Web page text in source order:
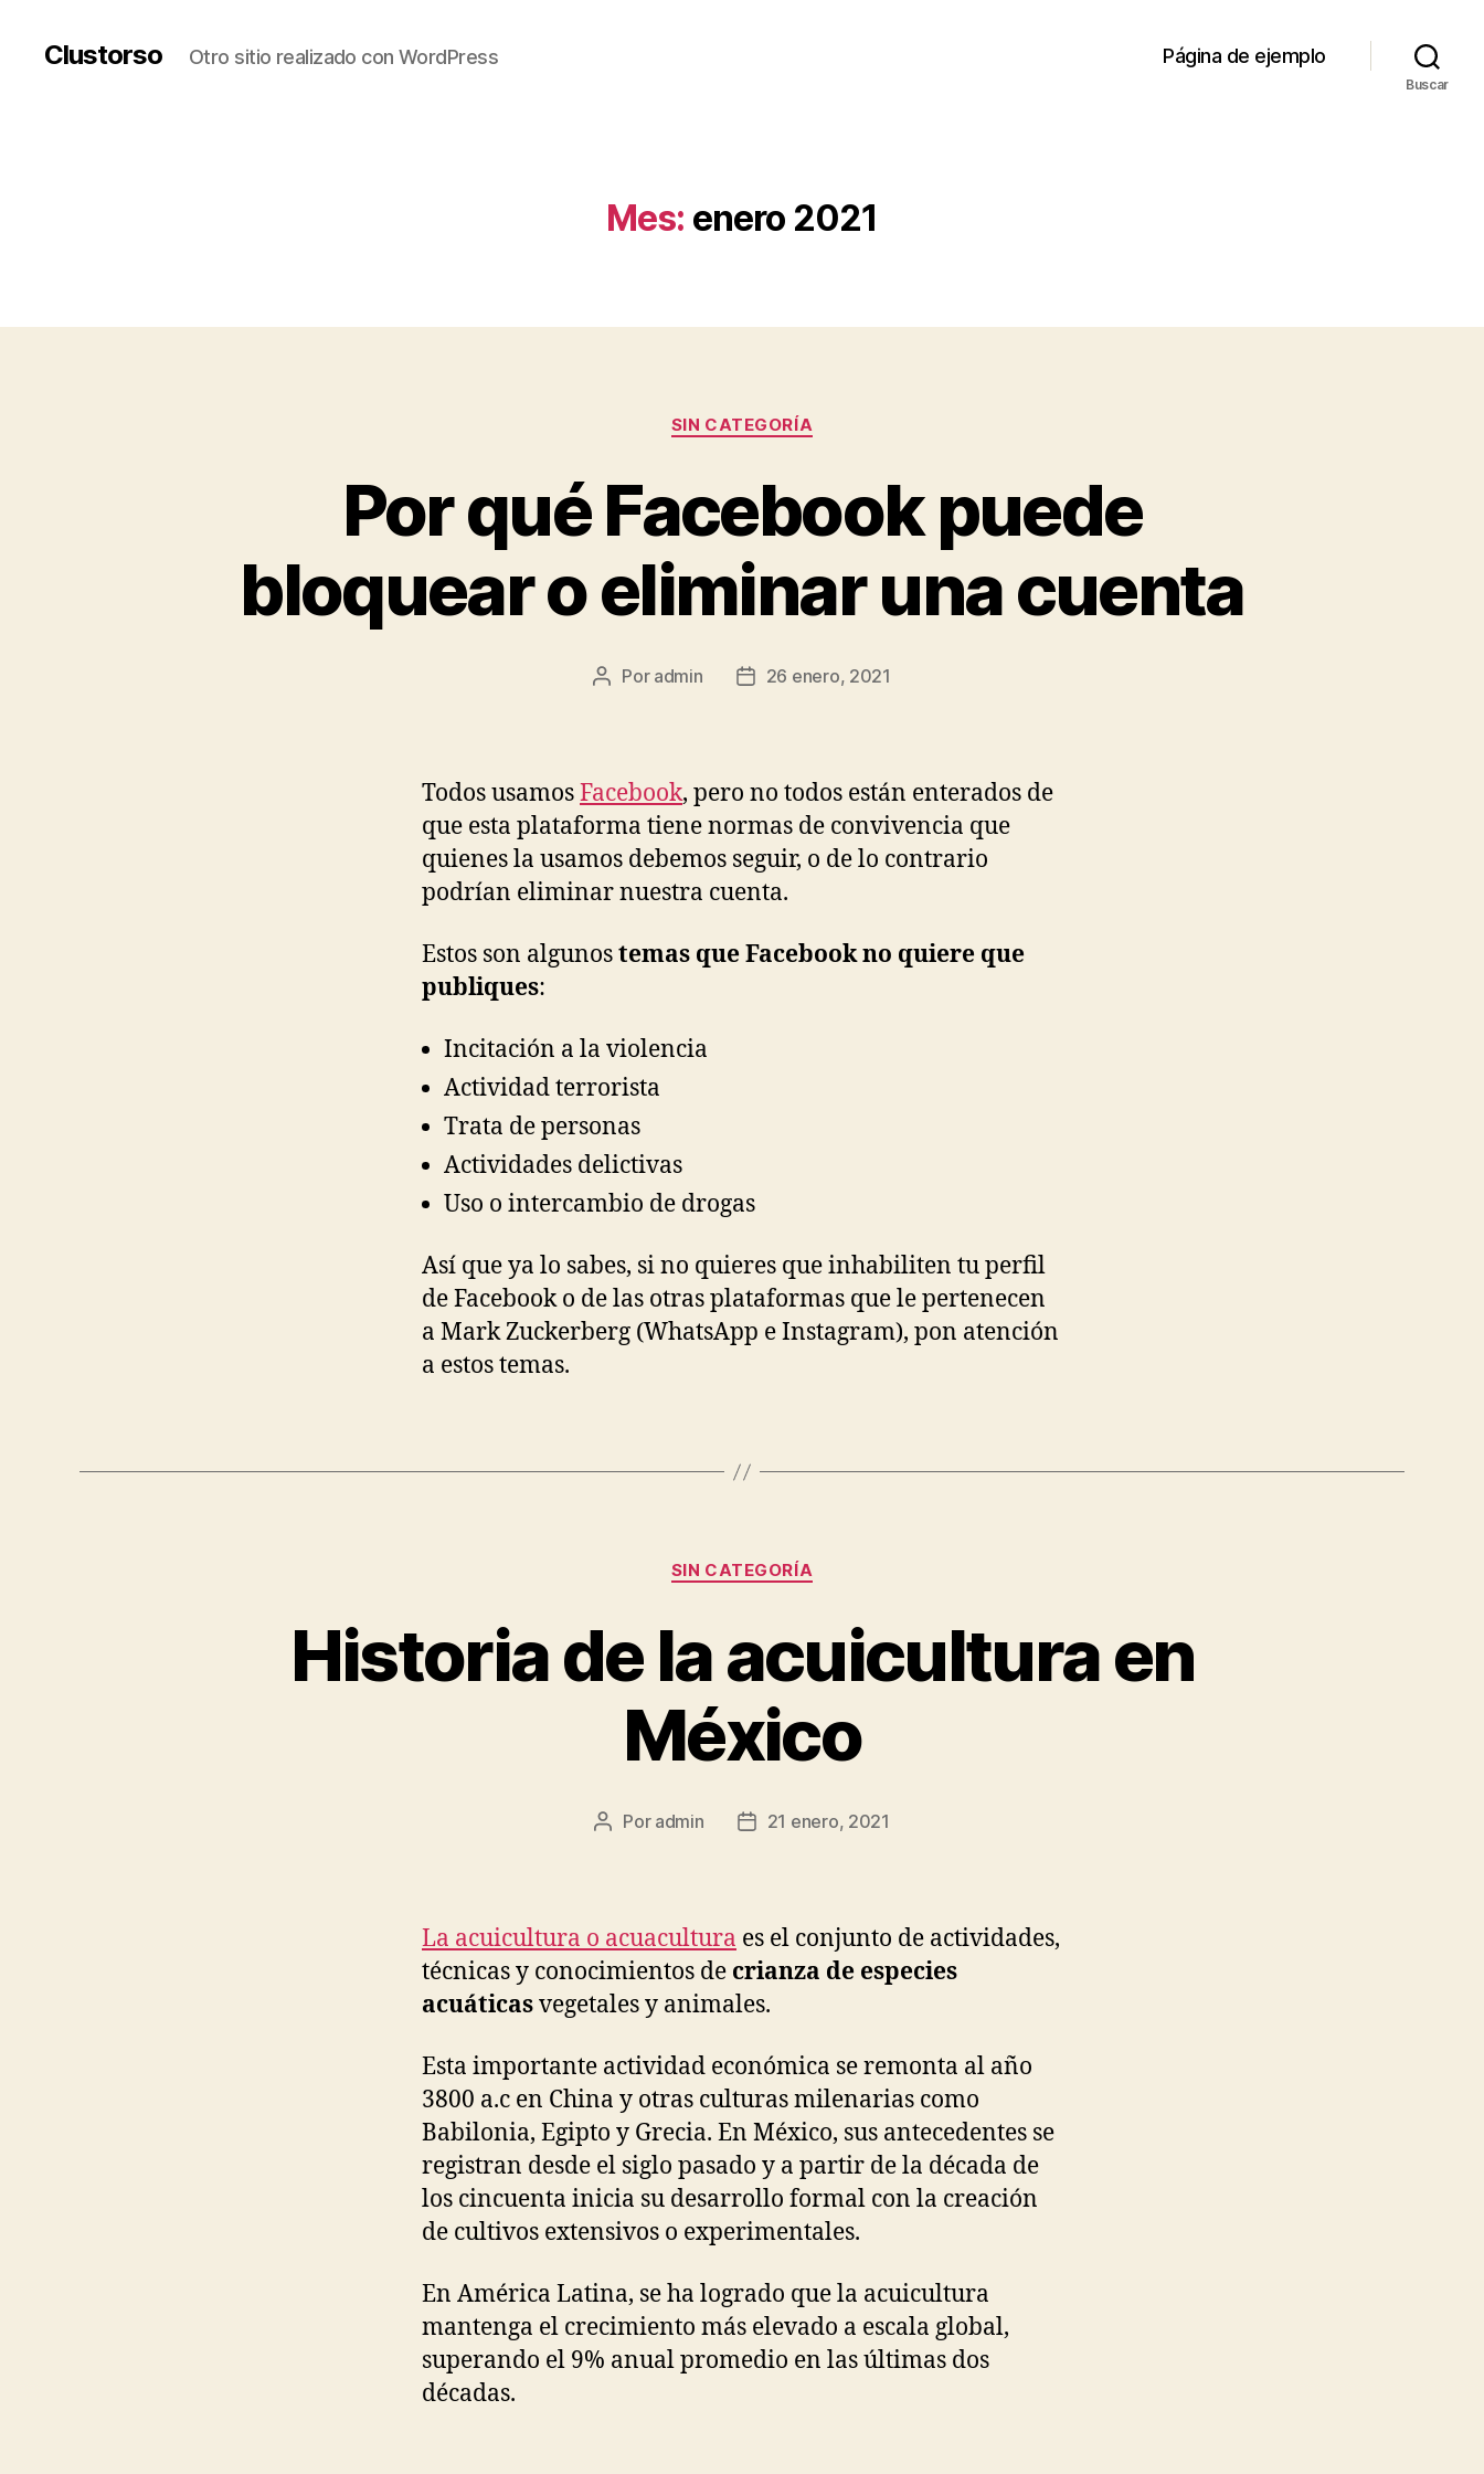
Clustorso Otro sitio realizado con WordPress Página de ejemplo
Buscar
Mes: enero 2021
Categorías
SIN CATEGORÍA
Por qué Facebook puede
bloquear o eliminar una cuenta
Autor
Por admin
Fecha26 enero, 2021
Todos usamosFacebook, pero no todos están enterados de
que esta plataforma tiene normas de convivencia que
quienes la usamos debemos seguir, o de lo contrario
podrían eliminar nuestra cuenta.
Estos son algunostemas que Facebook no quiere que
publiques:
Incitación a la violencia
Actividad terrorista
Trata de personas
Actividades delictivas
Uso o intercambio de drogas
Así que ya lo sabes, si no quieres que inhabiliten tu perfil
de Facebook o de las otras plataformas que le pertenecen
a Mark Zuckerberg (WhatsApp e Instagram), pon atención
a estos temas.
Categorías
SIN CATEGORÍA
Historia de la acuicultura en
México
Autor
Por admin
Fecha21 enero, 2021
La acuicultura o acuacultura es el conjunto de actividades,
técnicas y conocimientos de crianza de especies
acuáticasvegetales y animales.
Esta importante actividad económica se remonta al año
3800 a.c en China y otras culturas milenarias como
Babilonia, Egipto y Grecia. En México, sus antecedentes se
registran desde el siglo pasado y a partir de la década de
los cincuenta inicia su desarrollo formal con la creación
de cultivos extensivos o experimentales.
En América Latina, se ha logrado que la acuicultura
mantenga el crecimiento más elevado a escala global,
superando el 9% anual promedio en las últimas dos
décadas.